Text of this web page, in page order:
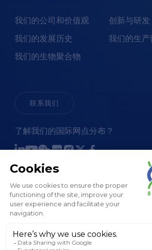
我们的公司和价值观
我们的发展历史
我们的生物聚合物
创新与研发
我们的生产
联系我们
了解我们的国际网点分布？
销售条款和条件
法律通知和 GTC
隐私政策